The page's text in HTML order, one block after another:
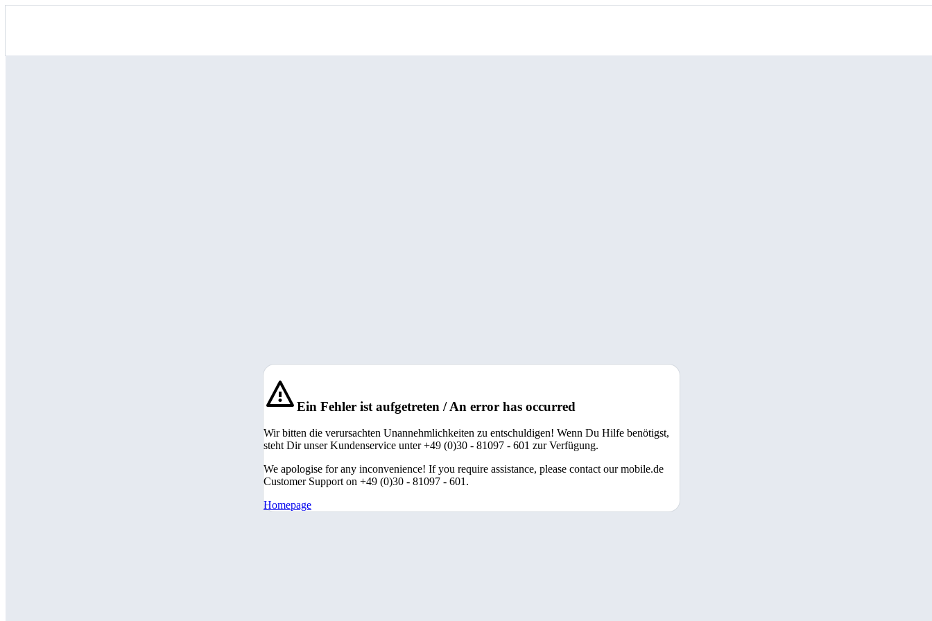
Ein Fehler ist aufgetreten / An error has occurred
Wir bitten die verursachten Unannehmlichkeiten zu entschuldigen! Wenn Du Hilfe benötigst,
steht Dir unser Kundenservice unter +49 (0)30 - 81097 - 601 zur Verfügung.
We apologise for any inconvenience! If you require assistance, please contact our mobile.de
Customer Support on +49 (0)30 - 81097 - 601.
Homepage